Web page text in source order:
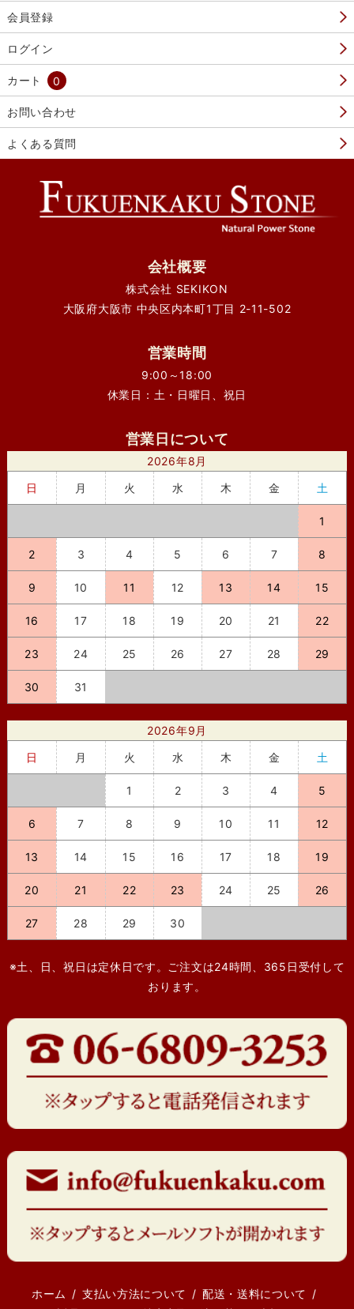
会員登録
ログイン
カート 0
お問い合わせ
よくある質問
会社概要
株式会社 SEKIKON
大阪府大阪市 中央区内本町1丁目 2-11-502
営業時間
9:00～18:00
休業日：土・日曜日、祝日
営業日について
2026年8月
日
月 火 水 木 金 土
1
2 3 4 5 6 7 8
9 10 11 12 13 14 15
16 17 18 19 20 21 22
23 24 25 26 27 28 29
30 31
2026年9月
日
月 火 水 木 金 土
1 2 3 4 5
6 7 8 9 10 11 12
13 14 15 16 17 18 19
20 21 22 23 24 25 26
27 28 29 30
※土、日、祝日は定休日です。ご注文は24時間、365日受付して
おります。
ホーム 支払い方法について
配送・送料について